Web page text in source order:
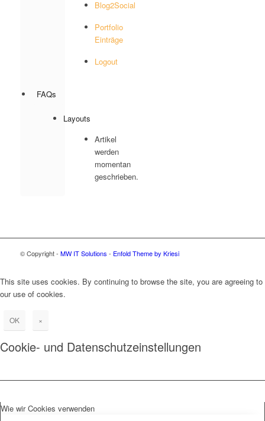
Blog2Social
Portfolio
Einträge
Logout
FAQs
Layouts
Artikel
werden
momentan
geschrieben.
© Copyright - MW IT Solutions - Enfold Theme by Kriesi
This site uses cookies. By continuing to browse the site, you are agreeing to
our use of cookies.
OK ×
Cookie- und Datenschutzeinstellungen
Wie wir Cookies verwenden